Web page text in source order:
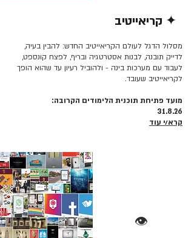
✦ קריאייטיב
מסלול הדגל לעולם הקריאייטיב החדש: להבין בעיה,
לדייק תובנה, לבנות אסטרטגיה ובריף, לפצח קונספט,
לעבוד עם מערכות בינה - ולהוביל רעיון עד שהוא הופך
לקריאייטיב שעובד.
מועד פתיחת תוכנית הלימודים הקרובה:
31.8.26
קרא/י עוד
👁️